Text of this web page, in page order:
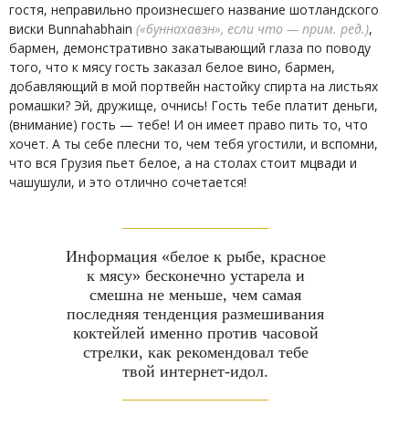
гостя, неправильно произнесшего название шотландского
виски Bunnahabhain «буннахавэн», если что
,
бармен, демонстративно закатывающий глаза по поводу
того, что к мясу гость заказал белое вино, бармен,
добавляющий в мой портвейн настойку спирта на листьях
ромашки? Эй, дружище, очнись! Гость тебе платит деньги,
(внимание) гость — тебе! И он имеет право пить то, что
хочет. А ты себе плесни то, чем тебя угостили, и вспомни,
что вся Грузия пьет белое, а на столах стоит мцвади и
чашушули, и это отлично сочетается!
Информация «белое к рыбе, красное
к мясу» бесконечно устарела и
смешна не меньше, чем самая
последняя тенденция размешивания
коктейлей именно против часовой
стрелки, как рекомендовал тебе
твой интернет-идол.